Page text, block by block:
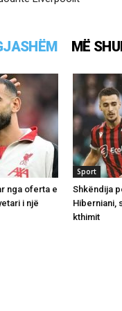
MË
nga oferta e
i një
Sport
Shkëndija
Hiberniani,
kthimit